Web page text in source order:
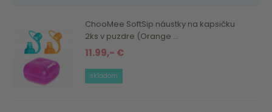
ChooMee SoftSip náustky na kapsičku
2ks v puzdre (Orange ...
11.99,- €
skladom